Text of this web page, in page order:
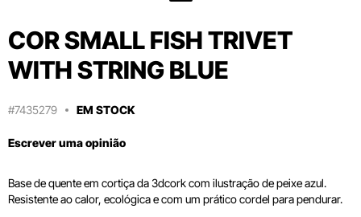
COR SMALL FISH TRIVET
WITH STRING BLUE
#7435279 EM STOCK
Escrever uma opinião
Base de quente em cortiça da 3dcork com ilustração de peixe azul.
Resistente ao calor, ecológica e com um prático cordel para pendurar.